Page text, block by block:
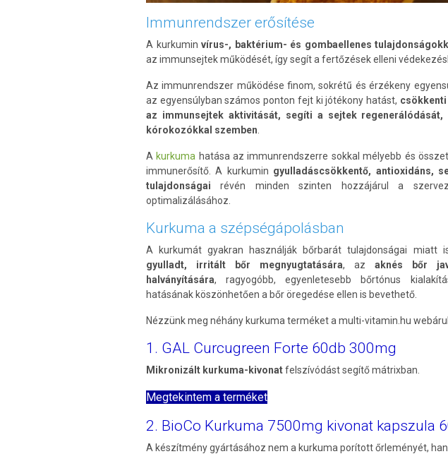
Immunrendszer erősítése
A kurkuminvírus-, baktérium- és gombaellenes
az immunsejtek működését, így segít a fertőzések elleni
Az immunrendszer működése finom, sokrétű és érzékeny
az egyensúlyban számos ponton fejt ki jótékony hatást,
az immunsejtek aktivitását, segíti a sejtek
kórokozókkal szemben
A kurkuma hatása az immunrendszerre sokkal mélyebb és
immunerősítő. A kurkumin gyulladáscsökkentő, antioxidáns,
tulajdonságai révén minden szinten hozzájárul a
optimalizálásához.
Kurkuma a szépségápolásban
A kurkumát gyakran használják bőrbarát tulajdonságai miatt
gyulladt, irritált bőr megnyugtatására, az aknés bőr
halványítására, ragyogóbb, egyenletesebb bőrtónus
hatásának köszönhetően a bőr öregedése ellen is bevethető.
Nézzünk meg néhány kurkuma terméket a multi-vitamin.hu
1. GAL Curcugreen Forte 60db 300mg
Mikronizált kurkuma-kivonatfelszívódást segítő mátrixban.
Megtekintem a terméket
2. BioCo Kurkuma 7500mg kivonat kapszula
A készítmény gyártásához nem a kurkuma porított őrleményét,